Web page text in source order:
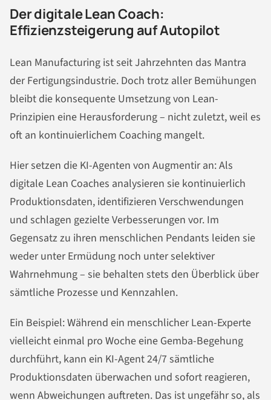
Der digitale Lean Coach:
Effizienzsteigerung auf Autopilot
Lean Manufacturing ist seit Jahrzehnten das Mantra
der Fertigungsindustrie. Doch trotz aller Bemühungen
bleibt die konsequente Umsetzung von Lean-
Prinzipien eine Herausforderung – nicht zuletzt, weil es
oft an kontinuierlichem Coaching mangelt.
Hier setzen die KI-Agenten von Augmentir an: Als
digitale Lean Coaches analysieren sie kontinuierlich
Produktionsdaten, identifizieren Verschwendungen
und schlagen gezielte Verbesserungen vor. Im
Gegensatz zu ihren menschlichen Pendants leiden sie
weder unter Ermüdung noch unter selektiver
Wahrnehmung – sie behalten stets den Überblick über
sämtliche Prozesse und Kennzahlen.
Ein Beispiel: Während ein menschlicher Lean-Experte
vielleicht einmal pro Woche eine Gemba-Begehung
durchführt, kann ein KI-Agent 24/7 sämtliche
Produktionsdaten überwachen und sofort reagieren,
wenn Abweichungen auftreten. Das ist ungefähr so, als